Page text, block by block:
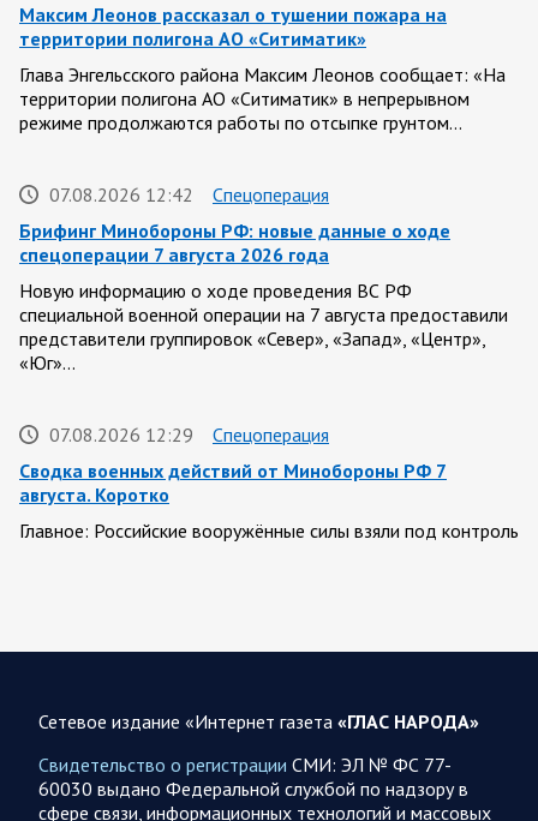
Максим Леонов рассказал о тушении пожара на
территории полигона АО «Ситиматик»
Глава Энгельсского района Максим Леонов сообщает: «На
территории полигона АО «Ситиматик» в непрерывном
режиме продолжаются работы по отсыпке грунтом…
07.08.2026 12:42
Спецоперация
Брифинг Минобороны РФ: новые данные о ходе
спецоперации 7 августа 2026 года
Новую информацию о ходе проведения ВС РФ
специальной военной операции на 7 августа предоставили
представители группировок «Север», «Запад», «Центр»,
«Юг»…
07.08.2026 12:29
Спецоперация
Сводка военных действий от Минобороны РФ 7
августа. Коротко
Главное: Российские вооружённые силы взяли под контроль
07.08.2026 10:51
Мир
года
война с Ираном скоро закончится. По его оценке, Тегеран
не сможет продолжать конфликт…
Сетевое издание «Интернет газета «ГЛАС НАРОДА»
Свидетельство о регистрации СМИ: ЭЛ № ФС 77-
60030 выдано Федеральной службой по надзору в
сфере связи, информационных технологий и массовых